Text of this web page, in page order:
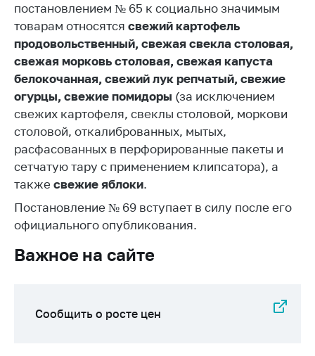
Международное
сотрудничество
Применение мер
нетарифного
регулирования
Биржевая торговля
Выставочная
деятельность в
Республике
Беларусь
Защита
персональных
данных
Новости
Личный прием
постановлением № 65 к социально значимым
товарам относятся свежий картофель
продовольственный, свежая свекла столовая,
свежая морковь столовая, свежая капуста
белокочанная, свежий лук репчатый, свежие
огурцы, свежие помидоры (за исключением
свежих картофеля, свеклы столовой, моркови
столовой, откалиброванных, мытых,
расфасованных в перфорированные пакеты и
сетчатую тару с применением клипсатора), а
также свежие яблоки.
Постановление № 69 вступает в силу после его
официального опубликования.
Важное на сайте
Сообщить о росте цен